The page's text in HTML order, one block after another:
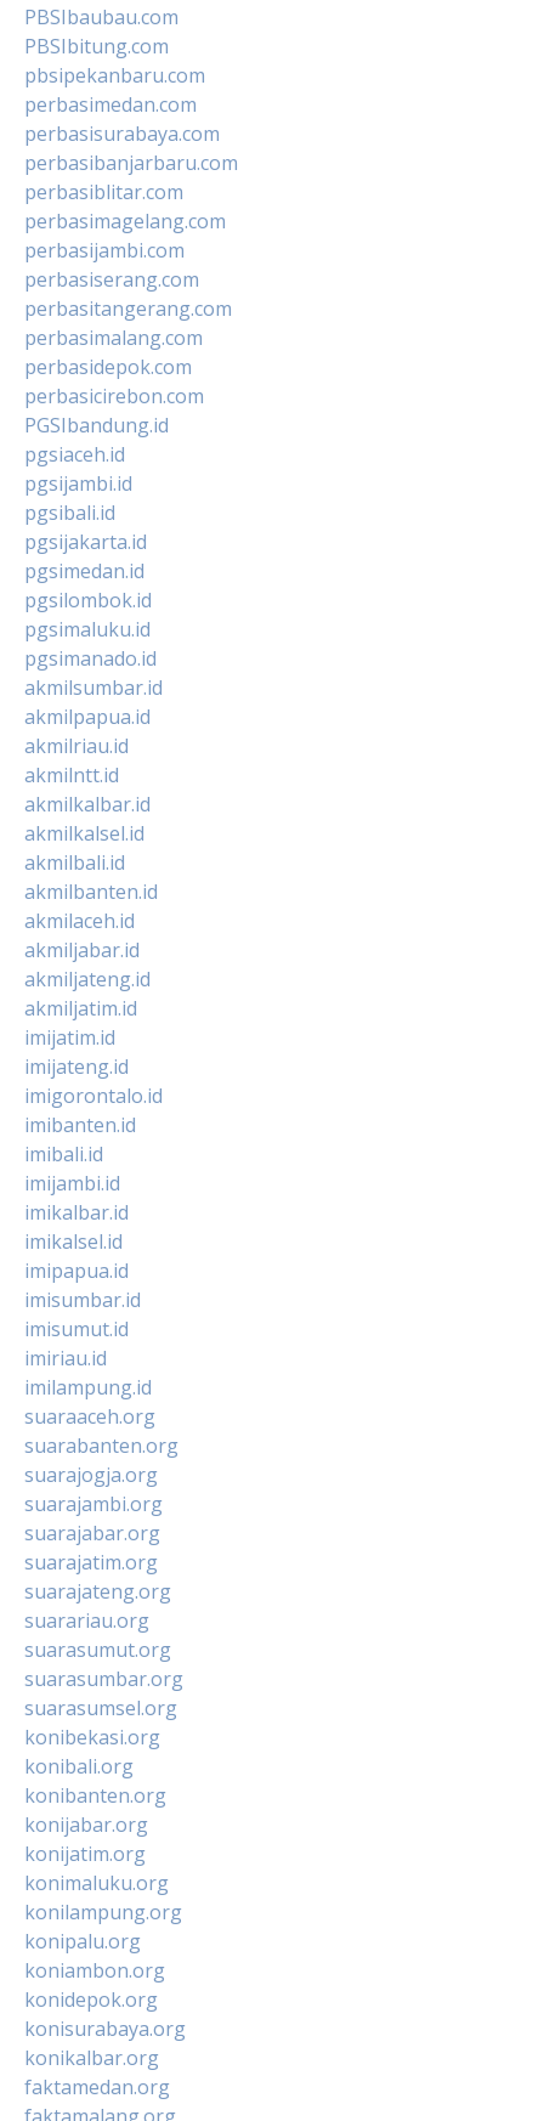
PBSIbaubau.com
PBSIbitung.com
pbsipekanbaru.com
perbasimedan.com
perbasisurabaya.com
perbasibanjarbaru.com
perbasiblitar.com
perbasimagelang.com
perbasijambi.com
perbasiserang.com
perbasitangerang.com
perbasimalang.com
perbasidepok.com
perbasicirebon.com
PGSIbandung.id
pgsiaceh.id
pgsijambi.id
pgsibali.id
pgsijakarta.id
pgsimedan.id
pgsilombok.id
pgsimaluku.id
pgsimanado.id
akmilsumbar.id
akmilpapua.id
akmilriau.id
akmilntt.id
akmilkalbar.id
akmilkalsel.id
akmilbali.id
akmilbanten.id
akmilaceh.id
akmiljabar.id
akmiljateng.id
akmiljatim.id
imijatim.id
imijateng.id
imigorontalo.id
imibanten.id
imibali.id
imijambi.id
imikalbar.id
imikalsel.id
imipapua.id
imisumbar.id
imisumut.id
imiriau.id
imilampung.id
suaraaceh.org
suarabanten.org
suarajogja.org
suarajambi.org
suarajabar.org
suarajatim.org
suarajateng.org
suarariau.org
suarasumut.org
suarasumbar.org
suarasumsel.org
konibekasi.org
konibali.org
konibanten.org
konijabar.org
konijatim.org
konimaluku.org
konilampung.org
konipalu.org
koniambon.org
konidepok.org
konisurabaya.org
konikalbar.org
faktamedan.org